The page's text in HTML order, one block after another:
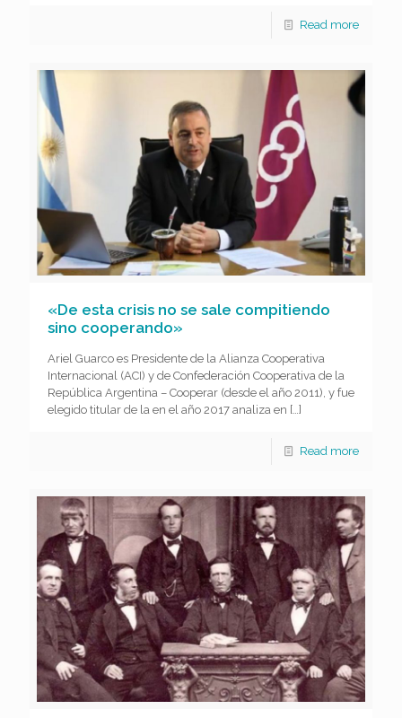
Read more
«De esta crisis no se sale compitiendo
sino cooperando»
Ariel Guarco es Presidente de la Alianza Cooperativa
Internacional (ACI) y de Confederación Cooperativa de la
República Argentina – Cooperar (desde el año 2011), y fue
elegido titular de la en el año 2017 analiza en […]
Read more